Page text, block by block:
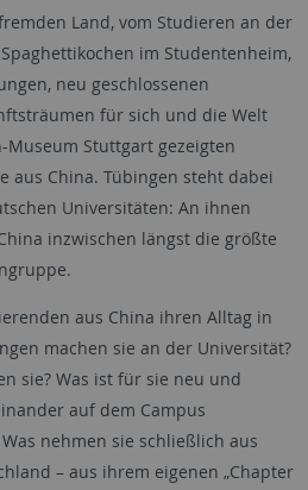
Land, vom Studieren an der
im Studentenheim,
neu geschlossenen
für sich und die Welt
Stuttgart gezeigten
aus China. Tübingen steht dabei
Universitäten: An ihnen
inzwischen längst die größte
aus China ihren Alltag in
machen sie an der Universität?
sie? Was ist für sie neu und
auf dem Campus
nehmen sie schließlich aus
– aus ihrem eigenen „Chapter